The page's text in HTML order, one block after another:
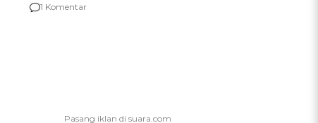
Usai Jadi Brigjen
1 Komentar